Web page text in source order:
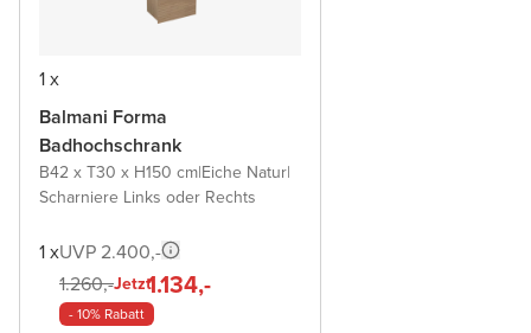
1 x
Balmani Forma
Badhochschrank
B42 x T30 x H150 cm|Eiche Natur|
Scharniere Links oder Rechts
1 xUVP 2.400,-
1.260,-Jetzt1.134,-
- 10% Rabatt